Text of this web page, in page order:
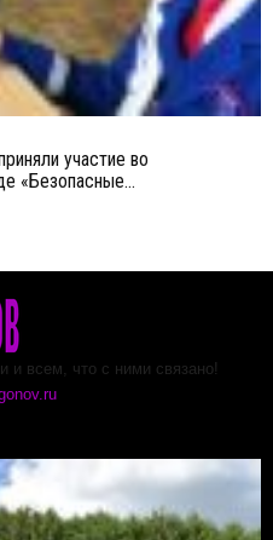
участие во
«Безопасные...
всем, что с ними связано!